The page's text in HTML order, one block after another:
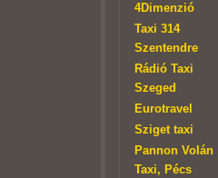
4Dimenzió
Taxi 314
Szentendre
Rádió Taxi
Szeged
Eurotravel
Sziget taxi
Pannon Volán
Taxi, Pécs